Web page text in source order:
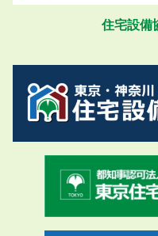
住宅設備